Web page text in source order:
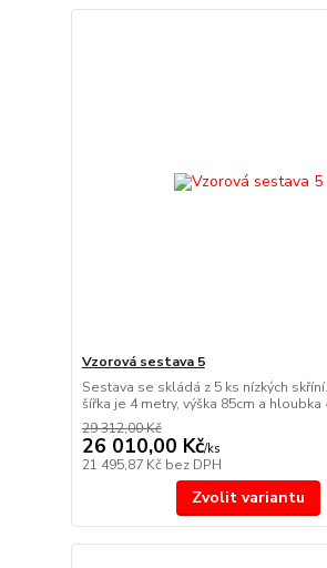
Vzorová sestava 5
Sestava se skládá z 5 ks nízkých
šířka je 4 metry, výška 85cm a hloubka
29 312,00 Kč
26 010,00 Kč/ks
21 495,87 Kč bez DPH
Zvolit variantu